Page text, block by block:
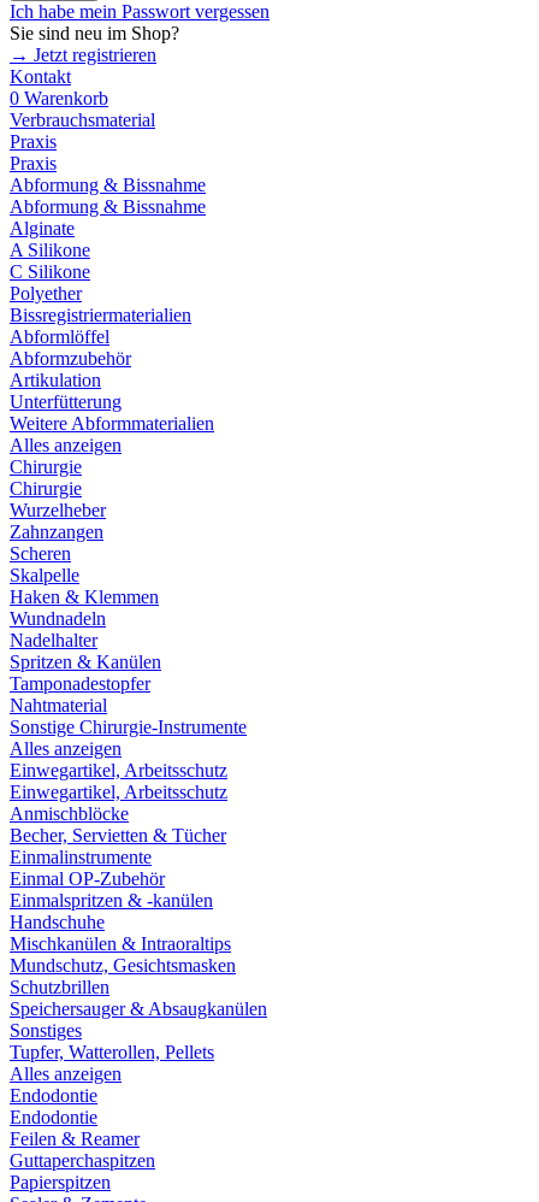
Ich habe mein Passwort vergessen
Sie sind neu im Shop?
→ Jetzt registrieren
Kontakt
0 Warenkorb
Verbrauchsmaterial
Praxis
Praxis
Abformung & Bissnahme
Abformung & Bissnahme
Alginate
A Silikone
C Silikone
Polyether
Bissregistriermaterialien
Abformlöffel
Abformzubehör
Artikulation
Unterfütterung
Weitere Abformmaterialien
Alles anzeigen
Chirurgie
Chirurgie
Wurzelheber
Zahnzangen
Scheren
Skalpelle
Haken & Klemmen
Wundnadeln
Nadelhalter
Spritzen & Kanülen
Tamponadestopfer
Nahtmaterial
Sonstige Chirurgie-Instrumente
Alles anzeigen
Einwegartikel, Arbeitsschutz
Einwegartikel, Arbeitsschutz
Anmischblöcke
Becher, Servietten & Tücher
Einmalinstrumente
Einmal OP-Zubehör
Einmalspritzen & -kanülen
Handschuhe
Mischkanülen & Intraoraltips
Mundschutz, Gesichtsmasken
Schutzbrillen
Speichersauger & Absaugkanülen
Sonstiges
Tupfer, Watterollen, Pellets
Alles anzeigen
Endodontie
Endodontie
Feilen & Reamer
Guttaperchaspitzen
Papierspitzen